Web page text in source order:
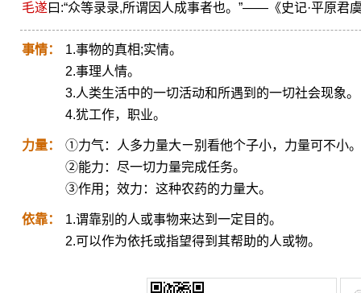
毛遂曰:“众等录录,所谓因人成事者也。”——《史记·平原君
事情：
1.事物的真相;实情。
2.事理人情。
3.人类生活中的一切活动和所遇到的一切社会现象。
4.犹工作，职业。
力量：
①力气：人多力量大ㄧ别看他个子小，力量可不小。
②能力：尽一切力量完成任务。
③作用；效力：这种农药的力量大。
依靠：
1.谓靠别的人或事物来达到一定目的。
2.可以作为依托或指望得到其帮助的人或物。